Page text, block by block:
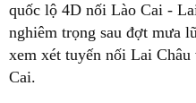
quốc lộ 4D nối Lào Cai -
nghiêm trọng sau đợt mưa
xem xét tuyến nối Lai
Cai.